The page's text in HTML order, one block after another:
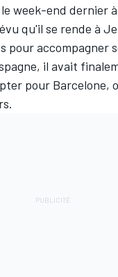
week-end dernier
qu'il se rende à
pour accompagner
il avait
pour Barcelone,